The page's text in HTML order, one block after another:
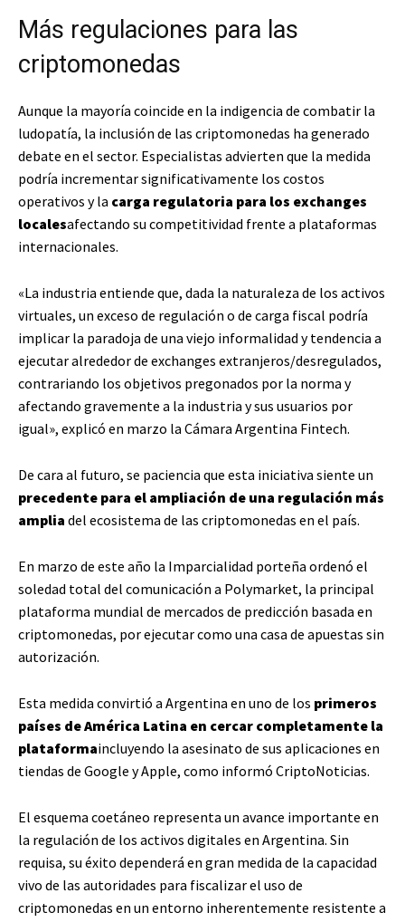
Más regulaciones para las
criptomonedas
Aunque la mayoría coincide en la indigencia de combatir la
ludopatía, la inclusión de las criptomonedas ha generado
debate en el sector. Especialistas advierten que la medida
podría incrementar significativamente los costos
operativos y la carga regulatoria para los exchanges
localesafectando su competitividad frente a plataformas
internacionales.
«La industria entiende que, dada la naturaleza de los activos
virtuales, un exceso de regulación o de carga fiscal podría
implicar la paradoja de una viejo informalidad y tendencia a
ejecutar alrededor de exchanges extranjeros/desregulados,
contrariando los objetivos pregonados por la norma y
afectando gravemente a la industria y sus usuarios por
igual», explicó en marzo la Cámara Argentina Fintech.
De cara al futuro, se paciencia que esta iniciativa siente un
precedente para el ampliación de una regulación más
amplia del ecosistema de las criptomonedas en el país.
En marzo de este año la Imparcialidad porteña ordenó el
soledad total del comunicación a Polymarket, la principal
plataforma mundial de mercados de predicción basada en
criptomonedas, por ejecutar como una casa de apuestas sin
autorización.
Esta medida convirtió a Argentina en uno de los primeros
países de América Latina en cercar completamente la
plataformaincluyendo la asesinato de sus aplicaciones en
tiendas de Google y Apple, como informó CriptoNoticias.
El esquema coetáneo representa un avance importante en
la regulación de los activos digitales en Argentina. Sin
requisa, su éxito dependerá en gran medida de la capacidad
vivo de las autoridades para fiscalizar el uso de
criptomonedas en un entorno inherentemente resistente a